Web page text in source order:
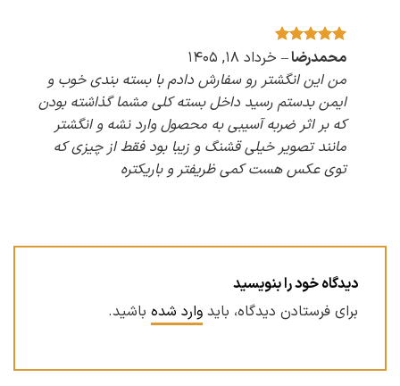
امتیاز5ازمحمدرضا– خرداد ۱۸, ۱۴۰۵
من این انگشتر رو سفارش دادم با بسته بندی خوب و
ایمن بدستم رسید داخل بسته کلی مشما گذاشته بودن
که بر اثر ضربه آسیبی به محصول وارد نشه و انگشتر
مانند تصویر خیلی قشنگ و زیبا بود فقط از چیزی که
توی عکس هست کمی ظریفتر و باریکتره
دیدگاه خود را بنویسید
برای فرستادن دیدگاه، باید وارد شده باشید.